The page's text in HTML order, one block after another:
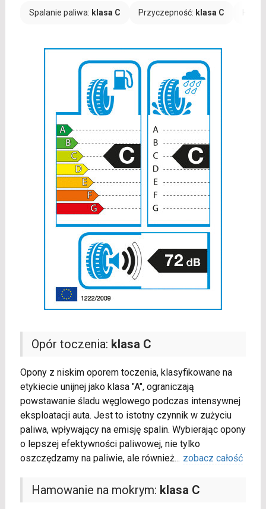
Spalanie paliwa: klasa C Przyczepność: klasa C
Opór toczenia: klasa C
Opony z niskim oporem toczenia, klasyfikowane na
etykiecie unijnej jako klasa "A", ograniczają
powstawanie śladu węglowego podczas intensywnej
eksploatacji auta. Jest to istotny czynnik w zużyciu
paliwa, wpływający na emisję spalin. Wybierając opony
o lepszej efektywności paliwowej, nie tylko
oszczędzamy na paliwie, ale również... zobacz całość
Hamowanie na mokrym: klasa C